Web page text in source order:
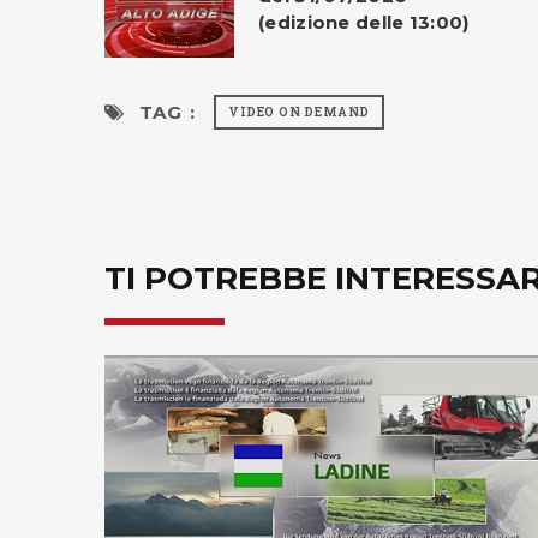
(edizione delle 13:00)
TAG : VIDEO ON DEMAND
TI POTREBBE